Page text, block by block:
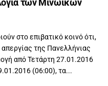
των Μινωικών
στο επιβατικό κοινό ότι,
της Πανελλήνιας
από Τετάρτη 27.01.2016
(06:00), τα...